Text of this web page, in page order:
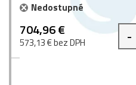
Nedostupné
704,96 €
573,13 € bez DPH -